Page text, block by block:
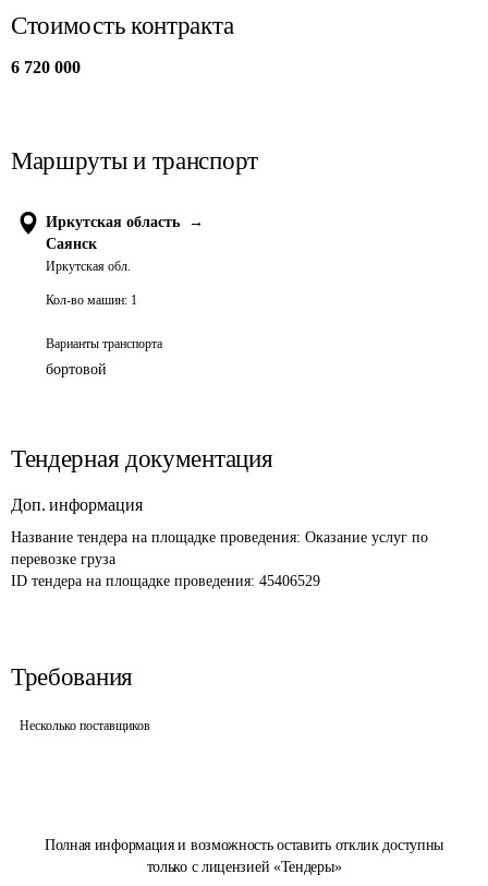
Полная информация и возможность оставить отклик доступны
только с лицензией «Тендеры»
Стоимость контракта
6 720 000
Маршруты и транспорт
Иркутская область
→
Саянск
Иркутская обл.
Кол-во машин: 1
Варианты транспорта
бортовой
Тендерная документация
Доп. информация
Название тендера на площадке проведения: Оказание услуг по
перевозке груза
ID тендера на площадке проведения: 45406529
Требования
Несколько поставщиков